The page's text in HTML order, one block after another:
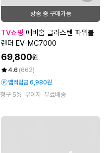
방송 중 구매가능
TV쇼핑
렌더 EV-MC7000
69,800원
4.6 (662)
앱적립금 6,980원
청구 5% 무이자 무료배송